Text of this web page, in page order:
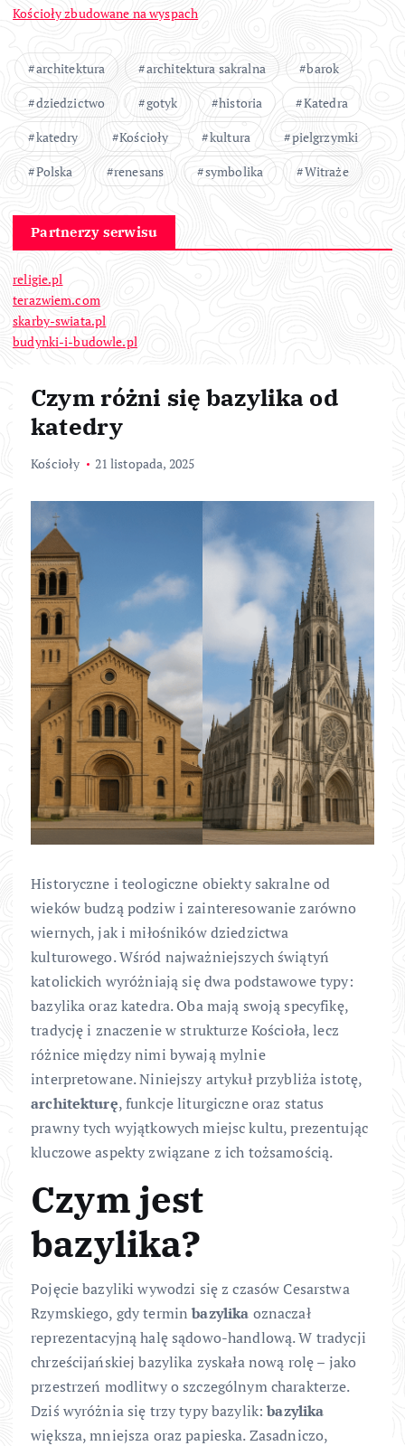
Kościoły zbudowane na wyspach
architektura architektura sakralna
barok
dziedzictwo
gotyk historia
Katedra
katedry
Kościoły kultura
pielgrzymki
Polska
renesans symbolika Witraże
Partnerzy serwisu
religie.pl
terazwiem.com
skarby-swiata.pl
budynki-i-budowle.pl
Czym różni się bazylika od
katedry
Kościoły 21 listopada, 2025
Historyczne i teologiczne obiekty sakralne od
wieków budzą podziw i zainteresowanie zarówno
wiernych, jak i miłośników dziedzictwa
kulturowego. Wśród najważniejszych świątyń
katolickich wyróżniają się dwa podstawowe typy:
bazylika oraz katedra. Oba mają swoją specyfikę,
tradycję i znaczenie w strukturze Kościoła, lecz
różnice między nimi bywają mylnie
interpretowane. Niniejszy artykuł przybliża istotę,
architekturę, funkcje liturgiczne oraz status
prawny tych wyjątkowych miejsc kultu, prezentując
kluczowe aspekty związane z ich tożsamością.
Czym jest
bazylika?
Pojęcie bazyliki wywodzi się z czasów Cesarstwa
Rzymskiego, gdy terminbazylika oznaczał
reprezentacyjną halę sądowo-handlową. W tradycji
chrześcijańskiej bazylika zyskała nową rolę – jako
przestrzeń modlitwy o szczególnym charakterze.
Dziś wyróżnia się trzy typy bazylik:bazylika
większa, mniejsza oraz papieska. Zasadniczo,